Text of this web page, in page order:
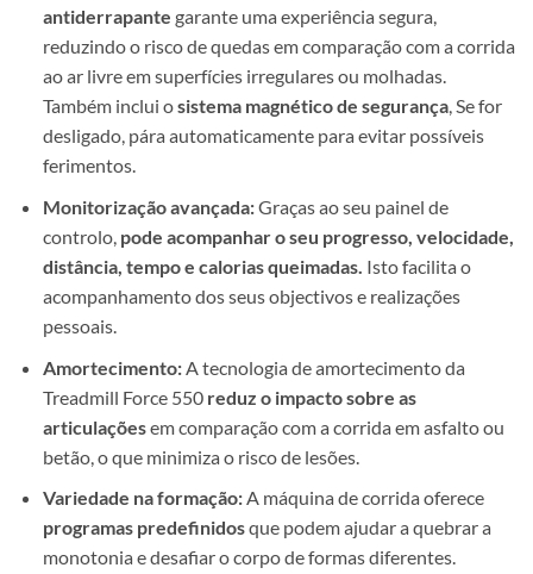
antiderrapante garante uma experiência segura,
reduzindo o risco de quedas em comparação com a corrida
ao ar livre em superfícies irregulares ou molhadas.
Também inclui osistema magnético de segurança, Se for
desligado, pára automaticamente para evitar possíveis
ferimentos.
Monitorização avançada:Graças ao seu painel de
controlo, pode acompanhar o seu progresso, velocidade,
distância, tempo e calorias queimadas. Isto facilita o
acompanhamento dos seus objectivos e realizações
pessoais.
Amortecimento:A tecnologia de amortecimento da
Treadmill Force 550 reduz o impacto sobre as
articulaçõesem comparação com a corrida em asfalto ou
betão, o que minimiza o risco de lesões.
Variedade na formação:A máquina de corrida oferece
programas predefinidosque podem ajudar a quebrar a
monotonia e desafiar o corpo de formas diferentes.